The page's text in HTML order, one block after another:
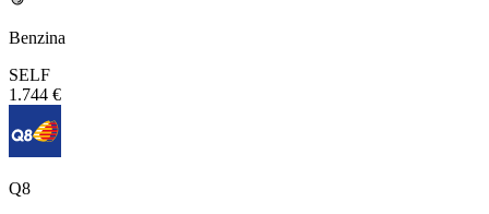
Benzina
SELF
1.744 €
Q8